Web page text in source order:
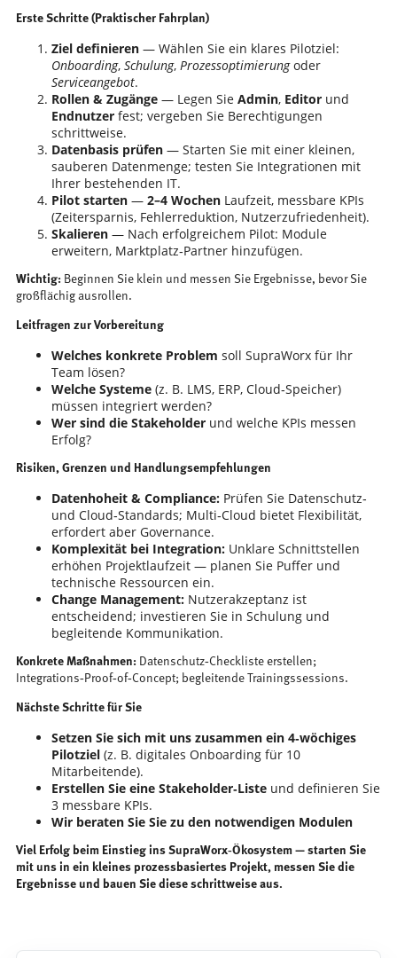
Erste Schritte (Praktischer Fahrplan)
Ziel definieren— Wählen Sie ein klares Pilotziel:
Onboarding, Schulung, Prozessoptimierungoder
Serviceangebot.
Rollen & Zugänge— Legen Sie Admin, Editorund
Endnutzerfest; vergeben Sie Berechtigungen
schrittweise.
Datenbasis prüfen— Starten Sie mit einer kleinen,
sauberen Datenmenge; testen Sie Integrationen mit
Ihrer bestehenden IT.
Pilot starten— 2–4 WochenLaufzeit, messbare KPIs
(Zeitersparnis, Fehlerreduktion, Nutzerzufriedenheit).
Skalieren— Nach erfolgreichem Pilot: Module
erweitern, Marktplatz‑Partner hinzufügen.
Wichtig: Beginnen Sie klein und messen Sie Ergebnisse, bevor Sie
großflächig ausrollen.
Leitfragen zur Vorbereitung
Welches konkrete Problem soll SupraWorx für Ihr
Team lösen?
Welche Systeme(z. B. LMS, ERP, Cloud‑Speicher)
müssen integriert werden?
Wer sind die Stakeholderund welche KPIs messen
Erfolg?
Risiken, Grenzen und Handlungsempfehlungen
Datenhoheit & Compliance:Prüfen Sie Datenschutz‑
und Cloud‑Standards; Multi‑Cloud bietet Flexibilität,
erfordert aber Governance.
Komplexität bei Integration:Unklare Schnittstellen
erhöhen Projektlaufzeit — planen Sie Puffer und
technische Ressourcen ein.
Change Management:Nutzerakzeptanz ist
entscheidend; investieren Sie in Schulung und
begleitende Kommunikation.
Konkrete Maßnahmen: Datenschutz‑Checkliste erstellen;
Integrations‑Proof‑of‑Concept; begleitende Trainingssessions.
Nächste Schritte für Sie
Setzen Sie sich mit uns zusammen ein 4‑wöchiges
Pilotziel(z. B. digitales Onboarding für 10
Mitarbeitende).
Erstellen Sie eine Stakeholder‑Listeund definieren Sie
3 messbare KPIs.
Wir beraten Sie Sie zu den notwendigen Modulen
Viel Erfolg beim Einstieg ins SupraWorx‑Ökosystem — starten Sie
mit uns in ein kleines prozessbasiertes Projekt, messen Sie die
Ergebnisse und bauen Sie diese schrittweise aus.